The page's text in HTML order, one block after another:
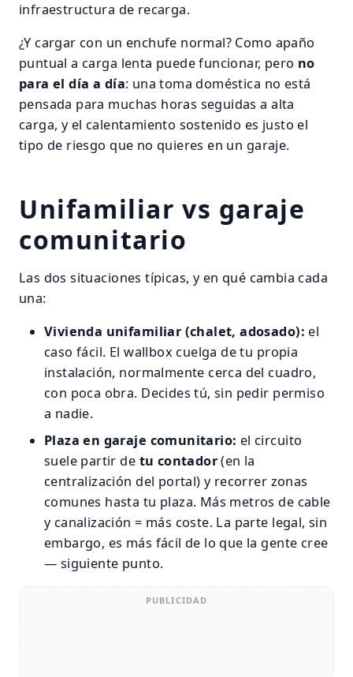
infraestructura de recarga.
¿Y cargar con un enchufe normal? Como apaño
puntual a carga lenta puede funcionar, pero no
para el día a día: una toma doméstica no está
pensada para muchas horas seguidas a alta
carga, y el calentamiento sostenido es justo el
tipo de riesgo que no quieres en un garaje.
Unifamiliar vs garaje
comunitario
Las dos situaciones típicas, y en qué cambia cada
una:
Vivienda unifamiliar (chalet, adosado): el
caso fácil. El wallbox cuelga de tu propia
instalación, normalmente cerca del cuadro,
con poca obra. Decides tú, sin pedir permiso
a nadie.
Plaza en garaje comunitario: el circuito
suele partir de tu contador(en la
centralización del portal) y recorrer zonas
comunes hasta tu plaza. Más metros de cable
y canalización = más coste. La parte legal, sin
embargo, es más fácil de lo que la gente cree
— siguiente punto.
PUBLICIDAD